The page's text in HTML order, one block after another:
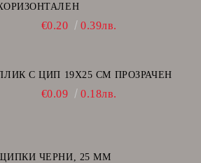
€0.20 0.39лв.
С ЦИП 19X25 CM ПРОЗРАЧЕН
€0.09 0.18лв.
ЧЕРНИ, 25 ММ